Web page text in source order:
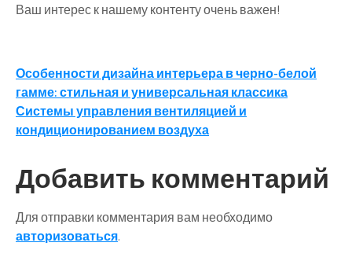
Ваш интерес к нашему контенту очень важен!
Навигация
по
записям
Особенности дизайна интерьера в черно-белой
гамме: стильная и универсальная классика
Системы управления вентиляцией и
кондиционированием воздуха
Добавить комментарий
Для отправки комментария вам необходимо
авторизоваться.